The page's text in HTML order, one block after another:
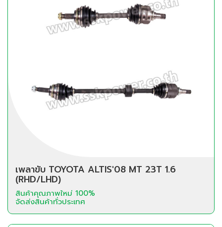
เพลาขับ TOYOTA ALTIS'08 MT 23T 1.6
(RHD/LHD)
สินค้าคุณภาพใหม่ 100%
จัดส่งสินค้าทั่วประเทศ